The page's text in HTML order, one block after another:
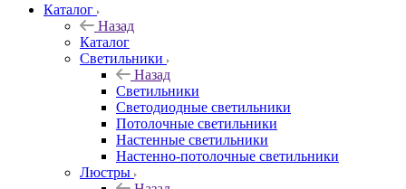
Каталог
Назад
Каталог
Светильники
Назад
Светильники
Светодиодные светильники
Потолочные светильники
Настенные светильники
Настенно-потолочные светильники
Люстры